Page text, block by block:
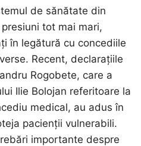
de sănătate din
tot mai mari,
în legătură cu concediile
Recent, declarațiile
Rogobete, care a
Ilie Bolojan referitoare la
medical, au adus în
pacienții vulnerabili.
importante despre